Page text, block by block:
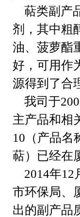
萜类副产
剂，其中粗
油、菠萝酯
好，可用作
源得到了合
我司于
主产品和相
10（产品名
萜）已经在
2014年12
市环保局、
出的副产品